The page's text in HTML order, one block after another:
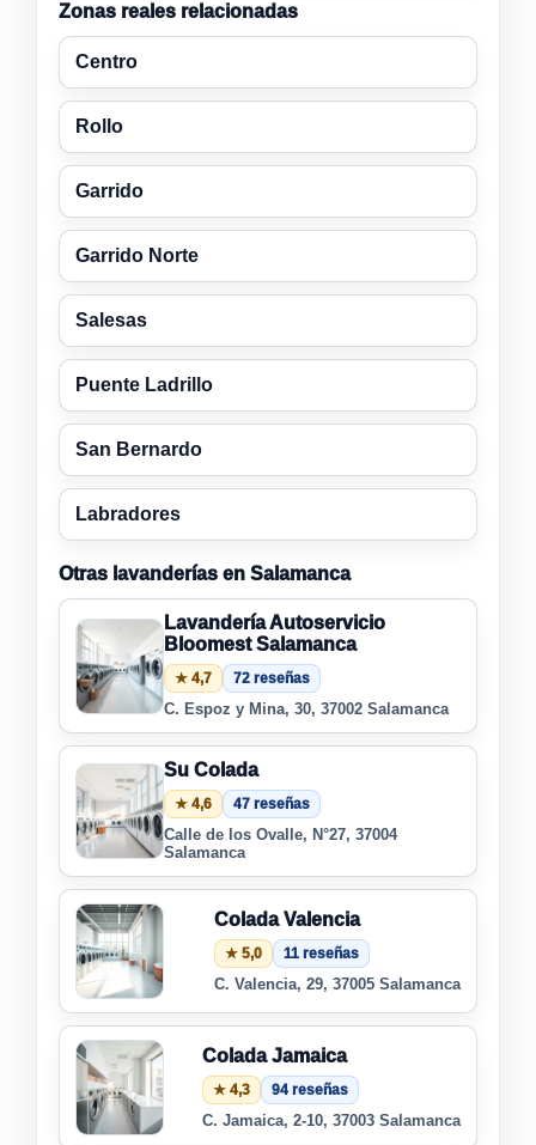
Zonas reales relacionadas
Centro
Rollo
Garrido
Garrido Norte
Salesas
Puente Ladrillo
San Bernardo
Labradores
Otras lavanderías en Salamanca
Lavandería Autoservicio
Bloomest Salamanca
★ 4,7
72 reseñas
C. Espoz y Mina, 30, 37002 Salamanca
Su Colada
★ 4,6
47 reseñas
Calle de los Ovalle, N°27, 37004
Salamanca
Colada Valencia
★ 5,0
11 reseñas
C. Valencia, 29, 37005 Salamanca
Colada Jamaica
★ 4,3
94 reseñas
C. Jamaica, 2-10, 37003 Salamanca